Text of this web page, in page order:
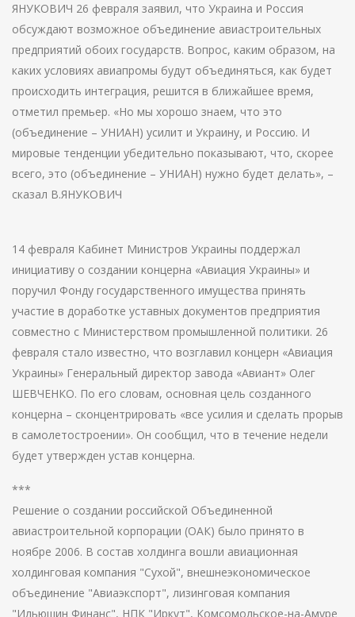
ЯНУКОВИЧ 26 февраля заявил, что Украина и Россия
обсуждают возможное объединение авиастроительных
предприятий обоих государств. Вопрос, каким образом, на
каких условиях авиапромы будут объединяться, как будет
происходить интеграция, решится в ближайшее время,
отметил премьер. «Но мы хорошо знаем, что это
(объединение – УНИАН) усилит и Украину, и Россию. И
мировые тенденции убедительно показывают, что, скорее
всего, это (объединение – УНИАН) нужно будет делать», –
сказал В.ЯНУКОВИЧ
14 февраля Кабинет Министров Украины поддержал
инициативу о создании концерна «Авиация Украины» и
поручил Фонду государственного имущества принять
участие в доработке уставных документов предприятия
совместно с Министерством промышленной политики. 26
февраля стало известно, что возглавил концерн «Авиация
Украины» Генеральный директор завода «Авиант» Олег
ШЕВЧЕНКО. По его словам, основная цель созданного
концерна – сконцентрировать «все усилия и сделать прорыв
в самолетостроении». Он сообщил, что в течение недели
будет утвержден устав концерна.
***
Решение о создании российской Объединенной
авиастроительной корпорации (ОАК) было принято в
ноябре 2006. В состав холдинга вошли авиационная
холдинговая компания "Сухой", внешнеэкономическое
объединение "Авиаэкспорт", лизинговая компания
"Ильюшин Финанс", НПК "Иркут", Комсомольское-на-Амуре